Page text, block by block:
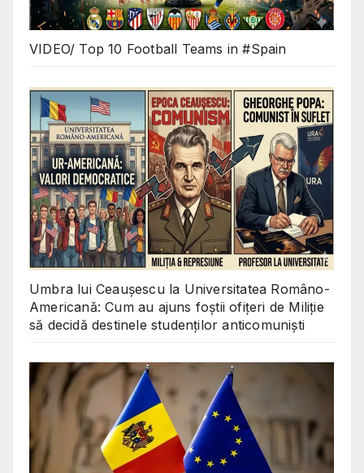
VIDEO/ Top 10 Football Teams in #Spain
Umbra lui Ceaușescu la Universitatea Româno-
Americană: Cum au ajuns foștii ofițeri de Miliție
să decidă destinele studenților anticomuniști